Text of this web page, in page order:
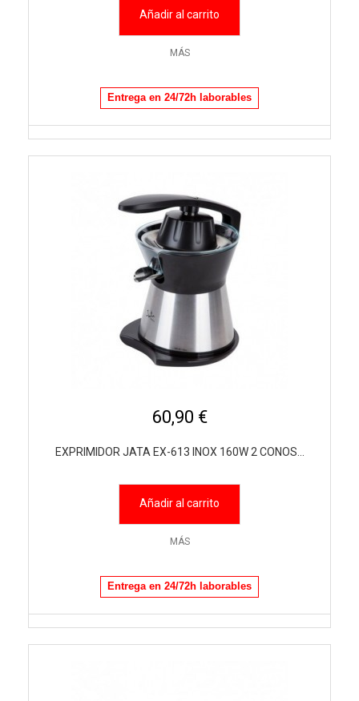
Añadir al carrito
MÁS
Entrega en 24/72h laborables
60,90 €
EXPRIMIDOR JATA EX-613 INOX 160W 2 CONOS...
Añadir al carrito
MÁS
Entrega en 24/72h laborables